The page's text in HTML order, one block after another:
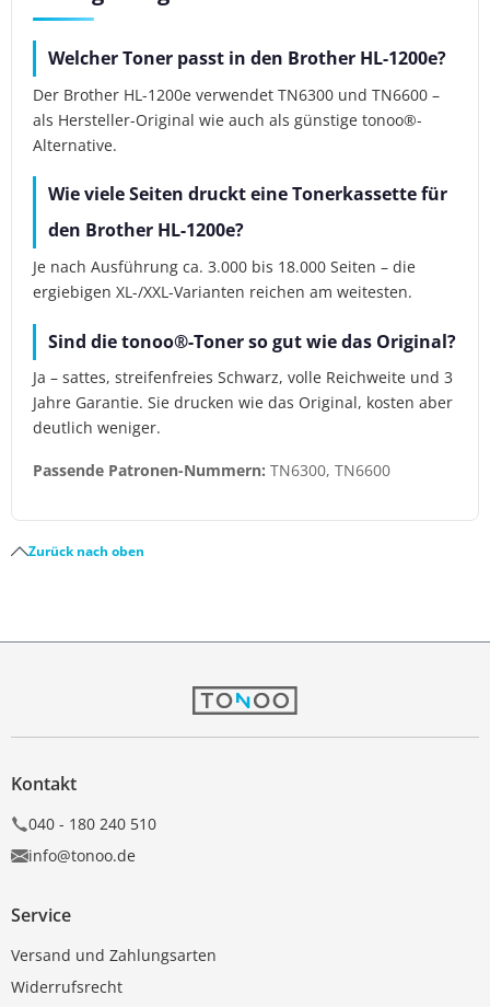
Welcher Toner passt in den Brother HL-1200e?
Der Brother HL-1200e verwendet TN6300 und TN6600 –
als Hersteller-Original wie auch als günstige tonoo®-
Alternative.
Wie viele Seiten druckt eine Tonerkassette für
den Brother HL-1200e?
Je nach Ausführung ca. 3.000 bis 18.000 Seiten – die
ergiebigen XL-/XXL-Varianten reichen am weitesten.
Sind die tonoo®-Toner so gut wie das Original?
Ja – sattes, streifenfreies Schwarz, volle Reichweite und 3
Jahre Garantie. Sie drucken wie das Original, kosten aber
deutlich weniger.
Passende Patronen-Nummern: TN6300, TN6600
Zurück nach oben
Kontakt
040 - 180 240 510
info@tonoo.de
Service
Versand und Zahlungsarten
Widerrufsrecht